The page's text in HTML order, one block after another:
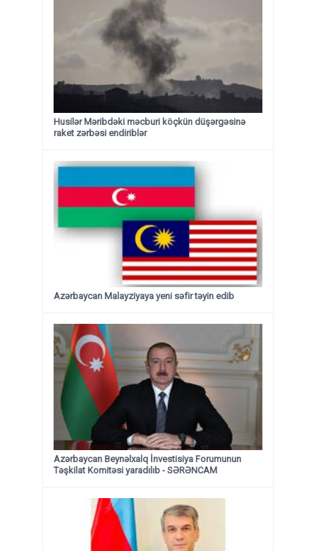
Husilər Məribdəki məcburi köçkün düşərgəsinə
raket zərbəsi endiriblər
Azərbaycan Malayziyaya yeni səfir təyin edib
Azərbaycan Beynəlxalq İnvestisiya Forumunun
Təşkilat Komitəsi yaradılıb - SƏRƏNCAM